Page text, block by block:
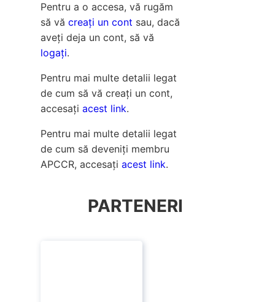
Pentru a o accesa, vă rugăm
să văcreați un cont sau, dacă
aveți deja un cont, să vă
logați.
Pentru mai multe detalii legat
de cum să vă creați un cont,
accesațiacest link.
Pentru mai multe detalii legat
de cum să deveniți membru
APCCR, accesațiacest link.
PARTENERI